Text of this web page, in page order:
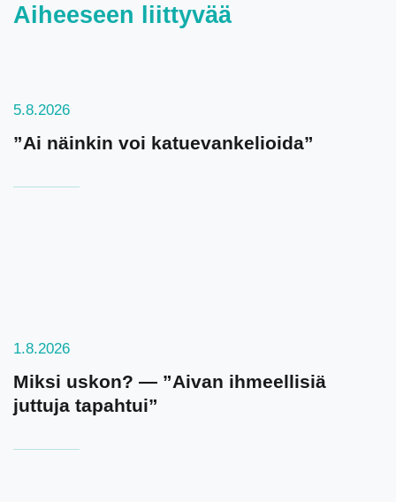
Aiheeseen liittyvää
5.8.2026
”Ai näinkin voi katuevankelioida”
1.8.2026
Miksi uskon? — ”Aivan ihmeellisiä
juttuja tapahtui”